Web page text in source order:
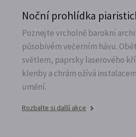
Noční prohlídka
Poznejte vrcholně barokní
působivém večerním hávu.
světlem, paprsky laserového
klenby a chrám ožívá
umění.
Rozbalte si další akce